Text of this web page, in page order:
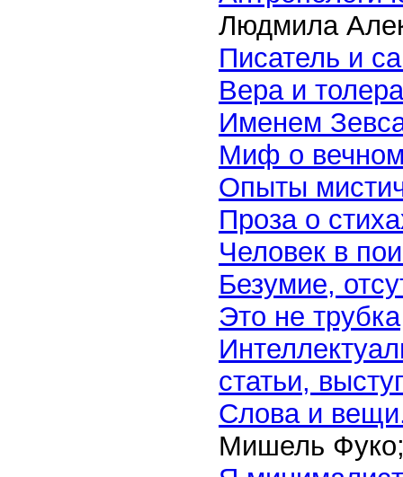
Людмила
Писатель и
Вера и
Именем
Миф о
Опыты
Проза о
Человек в
Безумие,
Это не трубка
статьи,
Слова и
Мишель